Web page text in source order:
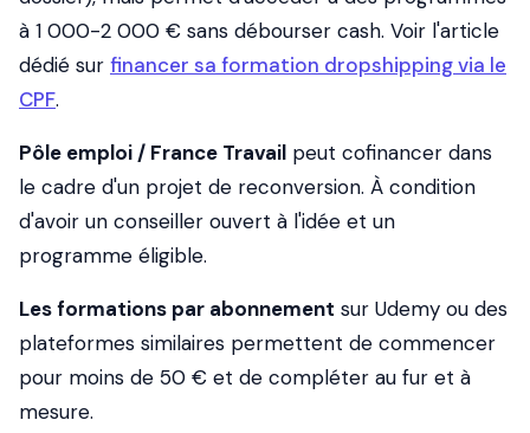
à 1 000-2 000 € sans débourser cash. Voir l'article
dédié sur financer sa formation dropshipping via le
CPF.
Pôle emploi / France Travail peut cofinancer dans
le cadre d'un projet de reconversion. À condition
d'avoir un conseiller ouvert à l'idée et un
programme éligible.
Les formations par abonnement sur Udemy ou des
plateformes similaires permettent de commencer
pour moins de 50 € et de compléter au fur et à
mesure.